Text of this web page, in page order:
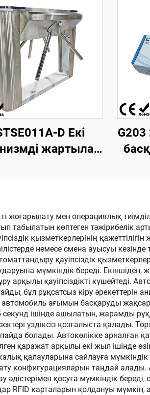
D Екі
жартылай
мм ені х 980 мм
LED жолағы
ені үлкейтілген
дизайн
G203
жоғарылату мен операциялық
табылатын көптеген тәжірибелік
қызметкерлерінің
немесе смена ауысуы
қауіпсіздік
мүмкіндік береді. Екіншіден,
арқылы қауіпсіздікті күшейтеді.
бұл рұқсатсыз кіру әрекеттерін
ағымын басқаруды
секунд ішінде ашылатын, жарамды
үздіксіз қозғалыста қалады.
болады. Автокөлікке арналған
қаражат арқылы екі жыл ішінде
қалауларына сайлауға
конфигурацияларын таңдай
әдістерімен қосуға мүмкіндік
RFID карталарын қолдануы